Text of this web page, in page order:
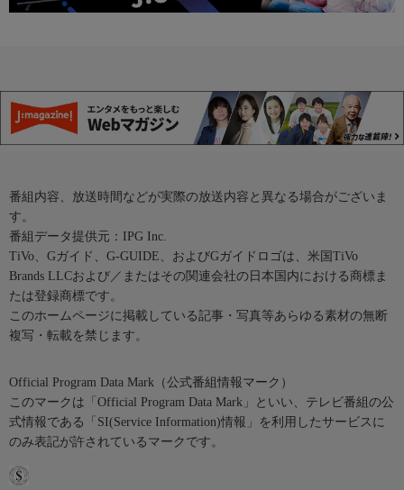
番組内容、放送時間などが実際の放送内容と異なる場合がございま
す。
番組データ提供元：IPG Inc.
TiVo、Gガイド、G-GUIDE、およびGガイドロゴは、米国TiVo
Brands LLCおよび／またはその関連会社の日本国内における商標ま
たは登録商標です。
このホームページに掲載している記事・写真等あらゆる素材の無断
複写・転載を禁じます。
Official Program Data Mark（公式番組情報マーク）
このマークは「Official Program Data Mark」といい、テレビ番組の公
式情報である「SI(Service Information)情報」を利用したサービスに
のみ表記が許されているマークです。